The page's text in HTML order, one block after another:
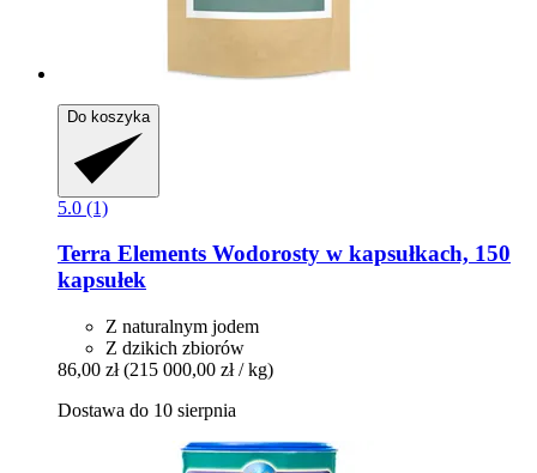
Do koszyka
5.0 (1)
Terra Elements Wodorosty w kapsułkach, 150
kapsułek
Z naturalnym jodem
Z dzikich zbiorów
86,00 zł (215 000,00 zł / kg)
Dostawa do 10 sierpnia